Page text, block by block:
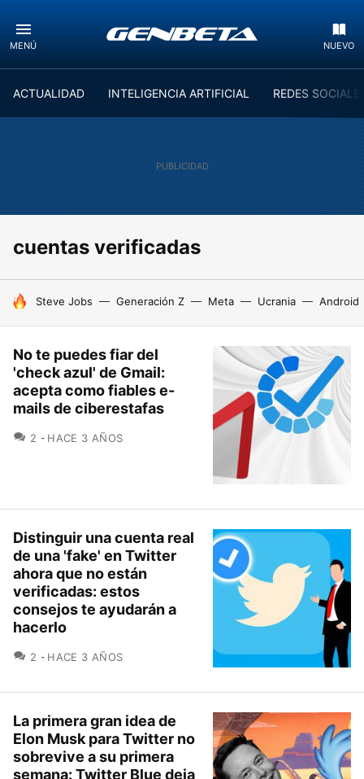
MENÚ NUEVO
ACTUALIDAD INTELIGENCIA ARTIFICIAL REDES
cuentas verificadas
HOY SE HABLA DE
Steve Jobs Generación Z Meta Ucrania Android
No te puedes fiar del
'check azul' de Gmail:
acepta como fiables e-
mails de ciberestafas
2 COMENTARIOS
HACE 3 AÑOS
Distinguir una cuenta real
de una 'fake' en Twitter
ahora que no están
verificadas: estos
consejos te ayudarán a
hacerlo
2 COMENTARIOS
HACE 3 AÑOS
La primera gran idea de
Elon Musk para Twitter no
sobrevive a su primera
semana: Twitter Blue deja